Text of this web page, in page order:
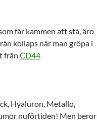
får kammen att stå, äro
kollaps när man gröpa i
från CD44
Hyaluron, Metallo,
nuförtiden! Men beror